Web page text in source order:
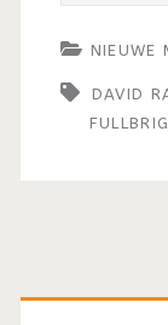
NIEUWE
DAVID